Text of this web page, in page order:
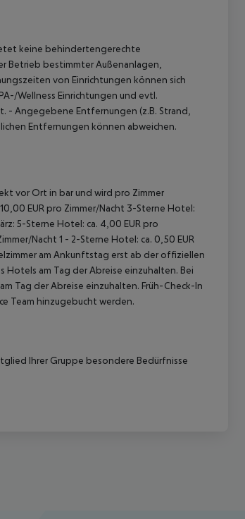
keine behindertengerechte
Betrieb bestimmter Außenanlagen,
von Einrichtungen können sich
Wellness Einrichtungen und evtl.
- Angegebene Entfernungen (z.B. Strand,
Entfernungen können abweichen.
vor Ort in bar und wird pro Zimmer
EUR pro Zimmer/Nacht 3-Sterne Hotel:
5-Sterne Hotel: ca. 4,00 EUR pro
Nacht 1 - 2-Sterne Hotel: ca. 0,50 EUR
am Ankunftstag erst ab der offiziellen
am Tag der Abreise einzuhalten. Bei
Tag der Abreise einzuhalten. Früh-Check-In
Team hinzugebucht werden.
Ihrer Gruppe besondere Bedürfnisse